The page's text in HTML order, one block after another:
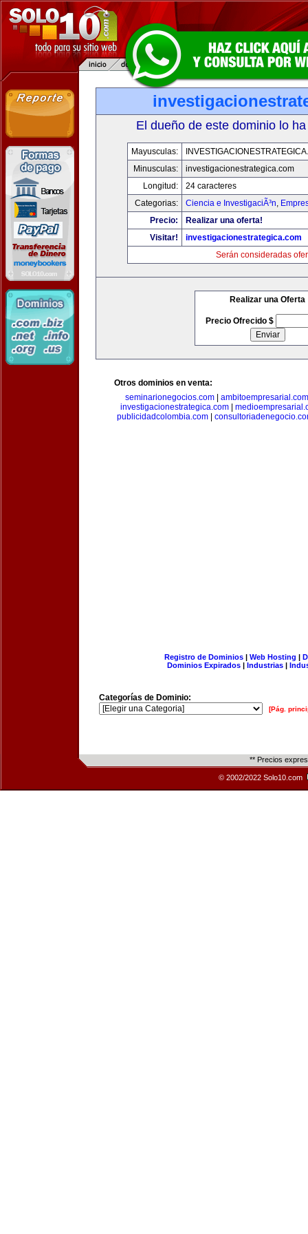
El dueño de este dominio lo
Mayusculas:
Minusculas:
investigacionestrategica.com
Longitud:
24 caracteres
Categorias:
Ciencia e InvestigaciÃ³n,
Precio:
Realizar una oferta!
Visitar!
investigacionestrategica.com
Serán consideradas
Realizar una Oferta
Precio Ofrecido $
Otros dominios en venta:
seminarionegocios.com| ambitoempresarial.com
investigacionestrategica.com
publicidadcolombia.com|
Registro de Dominios| Web Hosting |
Dominios Expirados | Industrias |
Categorías de Dominio:
[Pág.
** Precios
© 2002/2022 Solo10.com